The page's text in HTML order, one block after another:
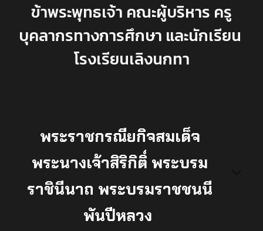
ข้าพระพุทธเจ้า คณะผู้บริหาร ครู
บุคลากรทางการศึกษา และนักเรียน
โรงเรียนเลิงนกทา
พระราชกรณียกิจสมเด็จ
พระนางเจ้าสิริกิติ์ พระบรม
ราชินีนาถ พระบรมราชชนนี
พันปีหลวง